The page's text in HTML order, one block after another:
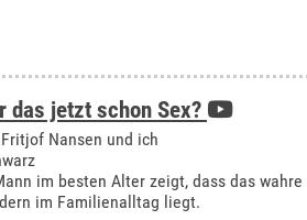
das jetzt schon Sex?
Nansen und ich
im besten Alter zeigt, dass das
im Familienalltag liegt.